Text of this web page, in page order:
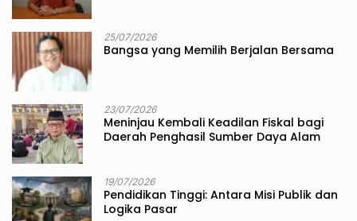
25/07/2026
Bangsa yang Memilih Berjalan Bersama
23/07/2026
Meninjau Kembali Keadilan Fiskal bagi
Daerah Penghasil Sumber Daya Alam
19/07/2026
Pendidikan Tinggi: Antara Misi Publik dan
Logika Pasar